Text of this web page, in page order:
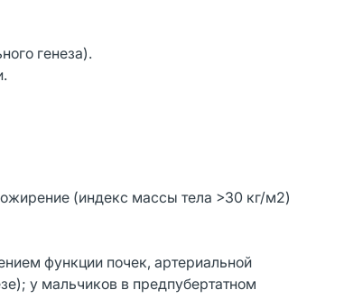
генеза).
(индекс массы тела >30 кг/м2)
функции почек, артериальной
у мальчиков в предпубертатном